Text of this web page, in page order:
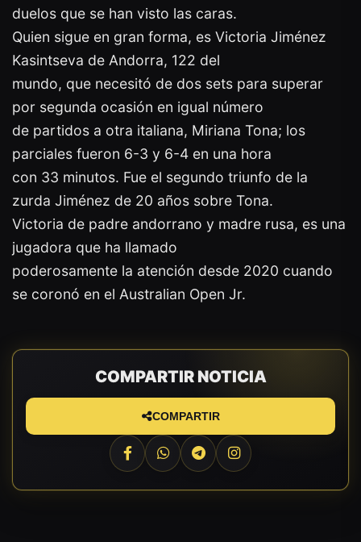
duelos que se han visto las caras.
Quien sigue en gran forma, es Victoria Jiménez
Kasintseva de Andorra, 122 del
mundo, que necesitó de dos sets para superar
por segunda ocasión en igual número
de partidos a otra italiana, Miriana Tona; los
parciales fueron 6-3 y 6-4 en una hora
con 33 minutos. Fue el segundo triunfo de la
zurda Jiménez de 20 años sobre Tona.
Victoria de padre andorrano y madre rusa, es una
jugadora que ha llamado
poderosamente la atención desde 2020 cuando
se coronó en el Australian Open Jr.
COMPARTIR NOTICIA
COMPARTIR